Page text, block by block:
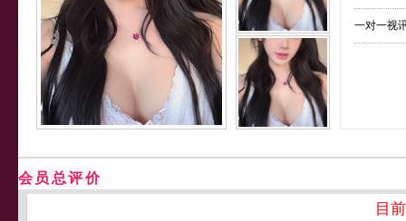
一对一视
会员总评价
目